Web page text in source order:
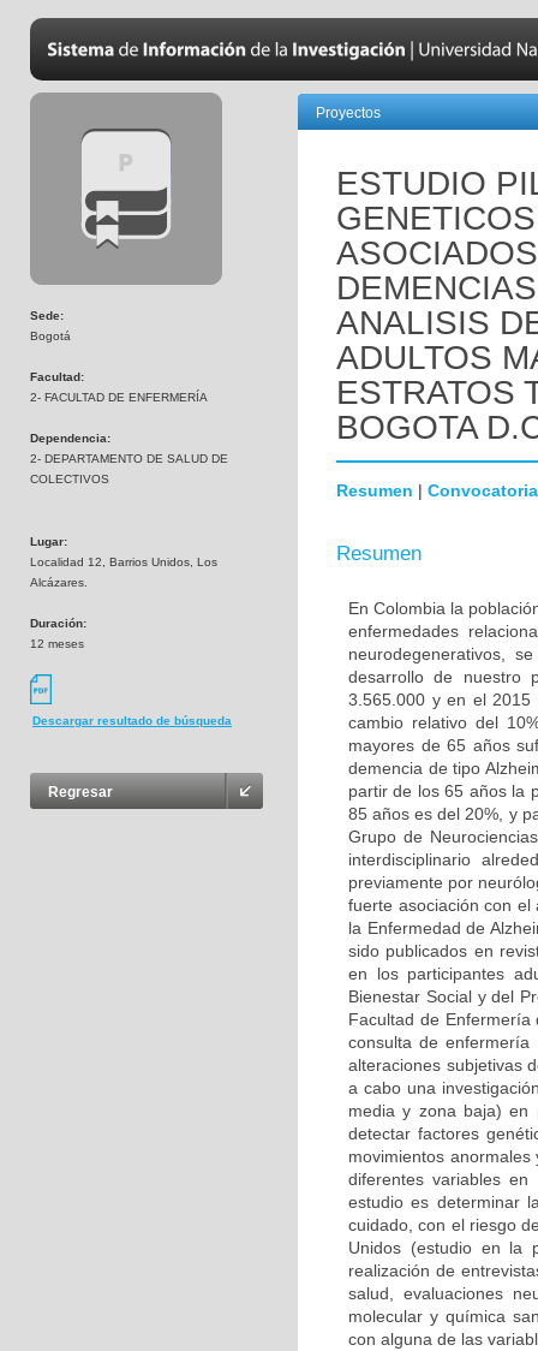
Sede:
Bogotá
Facultad:
2- FACULTAD DE ENFERMERÍA
Dependencia:
2- DEPARTAMENTO DE SALUD DE
COLECTIVOS
Lugar:
Localidad 12, Barrios Unidos, Los
Alcázares.
Duración:
12 meses
Descargar resultado de búsqueda
Regresar
Proyectos
ESTUDIO
ANALISIS
ADULTOS
ESTRATOS
BOGOTA
Resumen | Convocatoria
Resumen
En Colombia la
enfermedades
neurodegenerativos,
desarrollo de nuestro
3.565.000 y en el 2015
cambio relativo del
mayores de 65 años
demencia de tipo
partir de los 65 años la
85 años es del 20%, y
Grupo de
interdisciplinario
previamente por
fuerte asociación con el
la Enfermedad de
sido publicados en
en los participantes
Bienestar Social y del
Facultad de Enfermería
consulta de
alteraciones subjetivas
a cabo una
media y zona baja)
detectar factores
movimientos
diferentes variables
estudio es determinar
cuidado, con el riesgo
Unidos (estudio en la
realización de
salud, evaluaciones
molecular y química
con alguna de las